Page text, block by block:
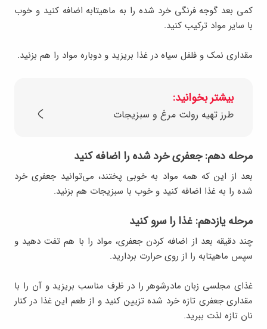
کمی بعد گوجه فرنگی خرد شده را به ماهیتابه اضافه کنید و خوب
با سایر مواد ترکیب کنید.
مقداری نمک و فلفل سیاه در غذا بریزید و دوباره مواد را هم بزنید.
بیشتر بخوانید:
طرز تهیه رولت مرغ و سبزیجات
مرحله دهم: جعفری خرد شده را اضافه کنید
بعد از این که همه مواد به خوبی پختند، می‌توانید جعفری خرد
شده را به غذا اضافه کنید و خوب با سبزیجات هم بزنید.
مرحله یازدهم: غذا را سرو کنید
چند دقیقه بعد از اضافه کردن جعفری، مواد را با هم تفت دهید و
سپس ماهیتابه را از روی حرارت بردارید.
غذای مجلسی زبان مادرشوهر را در ظرف مناسب بریزید و آن را با
مقداری جعفری تازه خرد شده تزیین کنید و از طعم این غذا در کنار
نان تازه لذت ببرید.